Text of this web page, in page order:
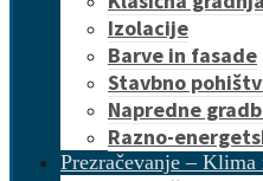
Izolacije
Barve in fasade
Stavbno
Napredne
Razno-
Prezračevanje – Klima